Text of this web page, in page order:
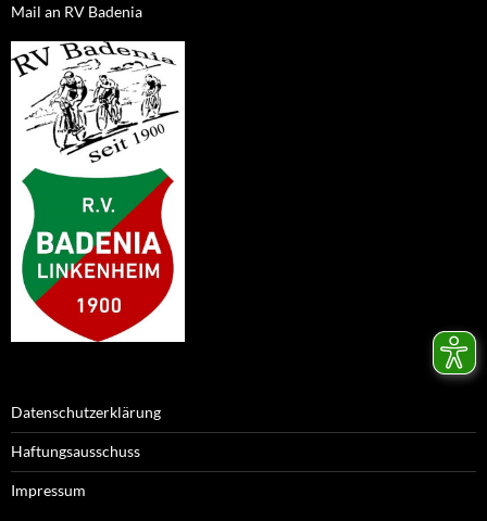
Mail an RV Badenia
Datenschutzerklärung
Haftungsausschuss
Impressum